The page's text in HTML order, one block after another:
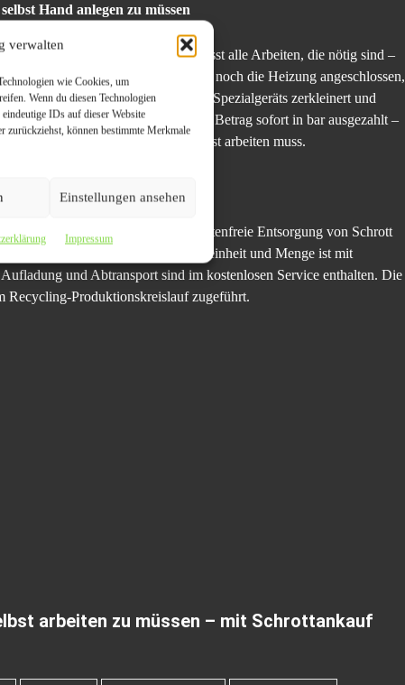
verwalten
wie Cookies, um
Wenn du diesen Technologien
IDs auf dieser Website
zurückziehst, können bestimmte Merkmale
Einstellungen ansehen
Impressum
Hand anlegen zu müssen
werden. Der gesamte Service umfasst alle Arbeiten, die nötig sind –
es nötig ist. Ist beispielsweise noch die Heizung angeschlossen,
Teile zu sperrig, dann wird mittels Spezialgeräts zerkleinert und
Abtransport wird der vereinbarte Betrag sofort in bar ausgezahlt –
man nicht mal ansatzweise selbst arbeiten muss.
ist eine sachgerechte und sogar kostenfreie Entsorgung von Schrott
Je nach Altmetallsorte, Sortenreinheit und Menge ist mit
und Abtransport sind im kostenlosen Service enthalten. Die
Recycling-Produktionskreislauf zugeführt.
arbeiten zu müssen – mit Schrottankauf